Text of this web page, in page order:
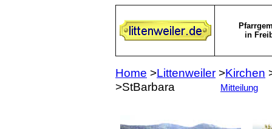
in
Home >Littenweiler >Kirchen
>StBarbara
Mitteilung